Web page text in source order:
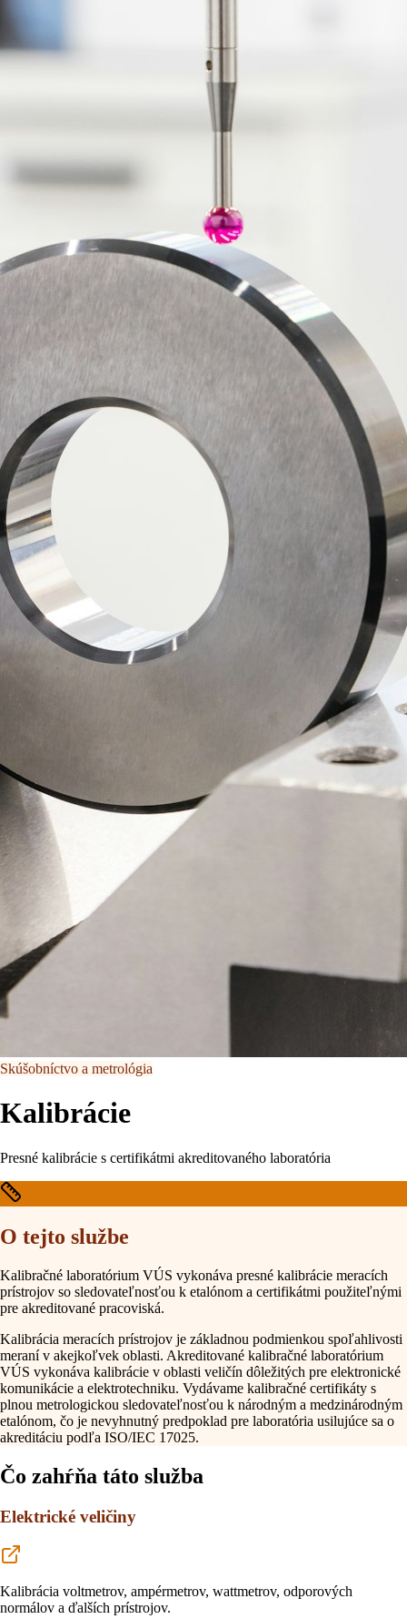
Skúšobníctvo a metrológia
Kalibrácie
Presné kalibrácie s certifikátmi akreditovaného laboratória
O tejto službe
Kalibračné laboratórium VÚS vykonáva presné kalibrácie meracích
prístrojov so sledovateľnosťou k etalónom a certifikátmi použiteľnými
pre akreditované pracoviská.
Kalibrácia meracích prístrojov je základnou podmienkou spoľahlivosti
meraní v akejkoľvek oblasti. Akreditované kalibračné laboratórium
VÚS vykonáva kalibrácie v oblasti veličín dôležitých pre elektronické
komunikácie a elektrotechniku. Vydávame kalibračné certifikáty s
plnou metrologickou sledovateľnosťou k národným a medzinárodným
etalónom, čo je nevyhnutný predpoklad pre laboratória usilujúce sa o
akreditáciu podľa ISO/IEC 17025.
Čo zahŕňa táto služba
Elektrické veličiny
Kalibrácia voltmetrov, ampérmetrov, wattmetrov, odporových
normálov a ďalších prístrojov.